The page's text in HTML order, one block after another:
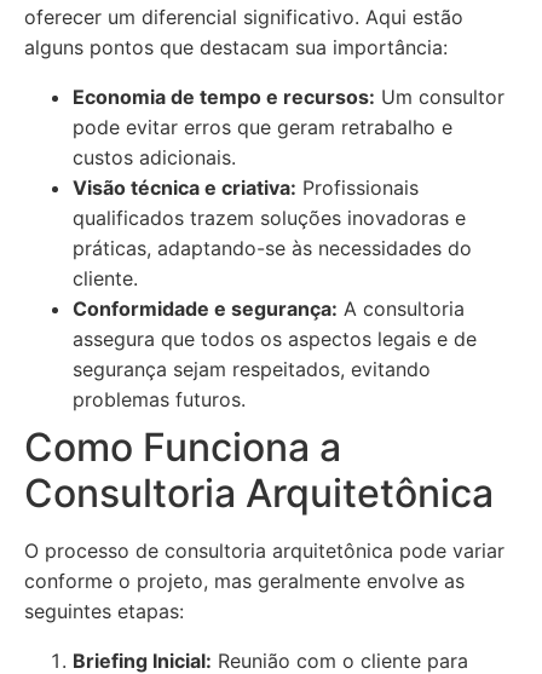
oferecer um diferencial significativo. Aqui estão
alguns pontos que destacam sua importância:
Economia de tempo e recursos: Um consultor
pode evitar erros que geram retrabalho e
custos adicionais.
Visão técnica e criativa: Profissionais
qualificados trazem soluções inovadoras e
práticas, adaptando-se às necessidades do
cliente.
Conformidade e segurança: A consultoria
assegura que todos os aspectos legais e de
segurança sejam respeitados, evitando
problemas futuros.
Como Funciona a
Consultoria Arquitetônica
O processo de consultoria arquitetônica pode variar
conforme o projeto, mas geralmente envolve as
seguintes etapas:
Briefing Inicial: Reunião com o cliente para